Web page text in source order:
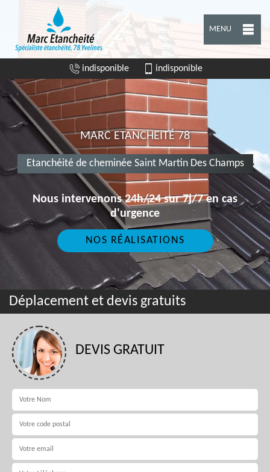
MENU
indisponible indisponible
MARC ETANCHEITÉ 78
Etanchéité de cheminée Saint Martin Des Champs
Nous intervenons 24h/24 sur 7j/7 en cas
d'urgence
NOS RÉALISATIONS
Déplacement et devis gratuits
DEVIS GRATUIT